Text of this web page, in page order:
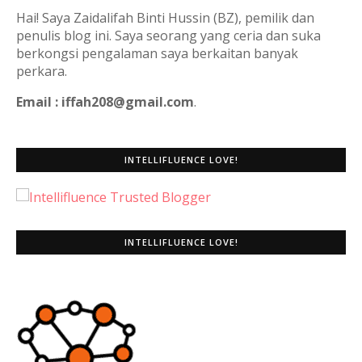
Hai! Saya Zaidalifah Binti Hussin (BZ), pemilik dan
penulis blog ini. Saya seorang yang ceria dan suka
berkongsi pengalaman saya berkaitan banyak
perkara.
Email : iffah208@gmail.com.
INTELLIFLUENCE LOVE!
INTELLIFLUENCE LOVE!